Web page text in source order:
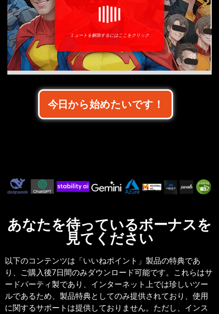
ミュートを解除するにはここをクリック
今日から始めたいです！
あなたを待っているボーナスを
見てください
以下のコンテンツは「いいねポイント」製品の特典であ
り、ご購入後7日間のみダウンロード可能です。これらはサ
ードパーティ製であり、インターネット上では珍しいツー
ルであるため、製品特典としてのみ提供されており、使用
に関するサポートは提供しておりません。ただし、インス